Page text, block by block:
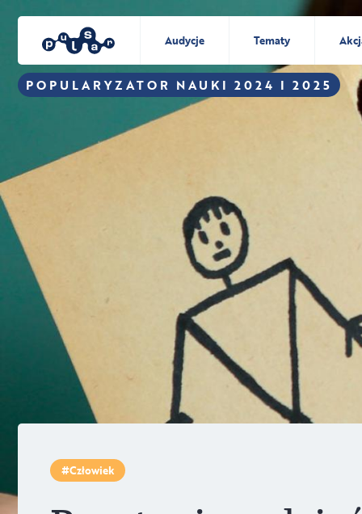
POPULARYZATOR NAUKI 2024 I 2025
Audycje Tematy
Człowiek